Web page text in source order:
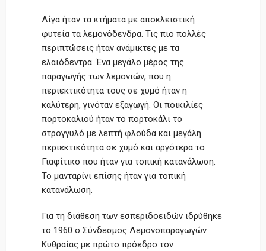
Λίγα ήταν τα κτήματα με αποκλειστική
φυτεία τα λεμονόδενδρα. Τις πιο πολλές
περιπτώσεις ήταν ανάμικτες με τα
ελαιόδεντρα. Ένα μεγάλο μέρος της
παραγωγής των λεμονιών, που η
περιεκτικότητα τους σε χυμό ήταν η
καλύτερη, γινόταν εξαγωγή. Οι ποικιλίες
πορτοκαλιού ήταν το πορτοκάλι το
στρογγυλό με λεπτή φλούδα και μεγάλη
περιεκτικότητα σε χυμό και αργότερα το
Γιαφίτικο που ήταν για τοπική κατανάλωση.
Το μανταρίνι επίσης ήταν για τοπική
κατανάλωση.
Για τη διάθεση των εσπεριδοειδών ιδρύθηκε
το 1960 ο Σύνδεσμος Λεμονοπαραγωγών
Κυθραίας με πρώτο πρόεδρο τον